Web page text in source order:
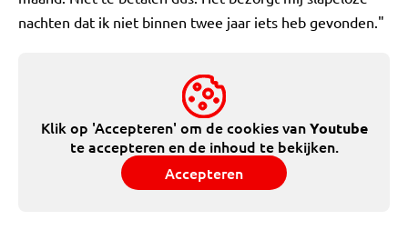
nachten dat ik niet binnen twee jaar iets heb gevonden."
Klik op 'Accepteren' om de cookies vanYoutube
te accepteren en de inhoud te bekijken.
Accepteren